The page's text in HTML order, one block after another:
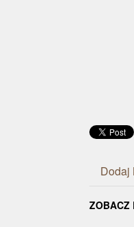
Dodaj
ZOBACZ